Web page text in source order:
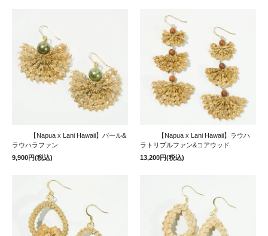
【Napua x Lani Hawaii】パール&
ラウハラファン
9,900円(税込)
【Napua x Lani Hawaii】ラウハ
ラトリプルファン&コアウッド
13,200円(税込)